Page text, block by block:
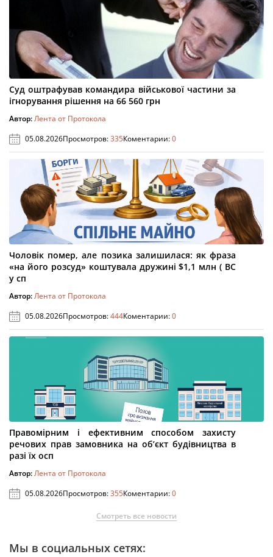
Суд оштрафував командира військової частини за
ігнорування рішення на 66 560 грн
Автор:Лента от Протокола
05.08.2026Просмотров:335Коментарии:0
Чоловік помер, але позика залишилася: як фраза
«на його розсуд» коштувала дружині $1,1 млн ( ВС
у сп
Автор:Лента от Протокола
05.08.2026Просмотров:444Коментарии:0
Правомірним і ефективним способом захисту
речових прав замовника на об’єкт будівництва в
разі їх осп
Автор:Лента от Протокола
05.08.2026Просмотров:355Коментарии:0
Смотреть все новости
Мы в социальных сетях: